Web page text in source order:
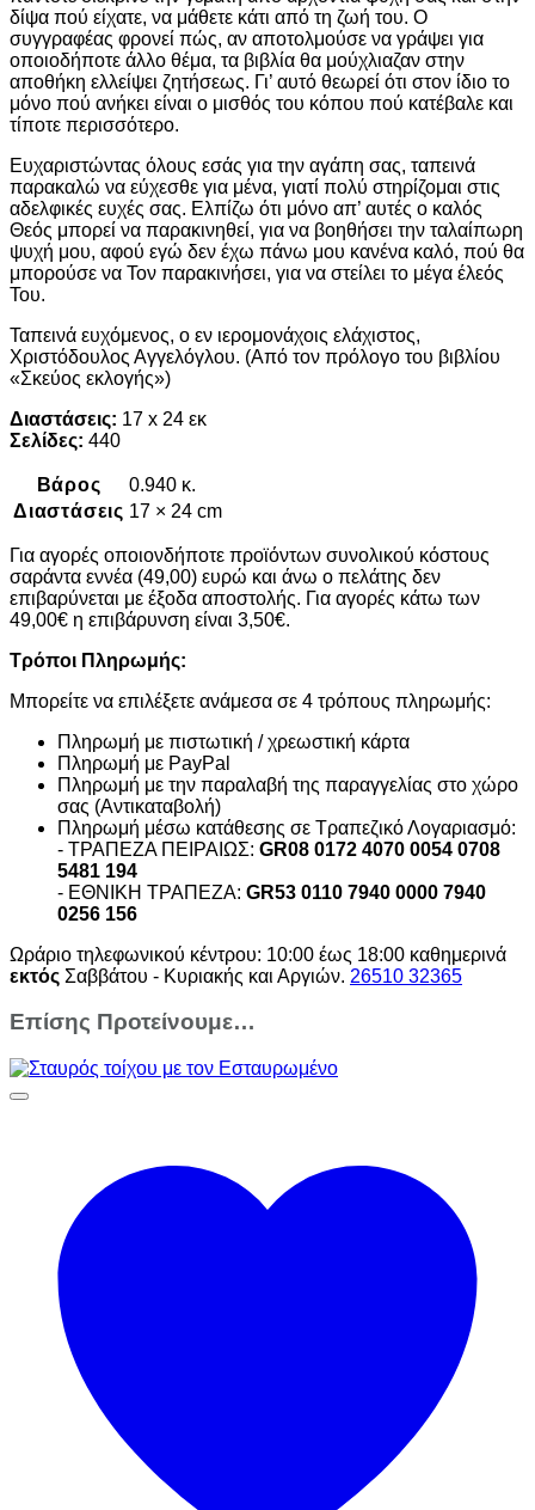
δίψα πού είχατε, να μάθετε κάτι από τη ζωή του. Ο
συγγραφέας φρονεί πώς, αν αποτολμούσε να γράψει για
οποιοδήποτε άλλο θέμα, τα βιβλία θα μούχλιαζαν στην
αποθήκη ελλείψει ζητήσεως. Γι’ αυτό θεωρεί ότι στον ίδιο το
μόνο πού ανήκει είναι ο μισθός του κόπου πού κατέβαλε και
τίποτε περισσότερο.
Ευχαριστώντας όλους εσάς για την αγάπη σας, ταπεινά
παρακαλώ να εύχεσθε για μένα, γιατί πολύ στηρίζομαι στις
αδελφικές ευχές σας. Ελπίζω ότι μόνο απ’ αυτές ο καλός
Θεός μπορεί να παρακινηθεί, για να βοηθήσει την ταλαίπωρη
ψυχή μου, αφού εγώ δεν έχω πάνω μου κανένα καλό, πού θα
μπορούσε να Τον παρακινήσει, για να στείλει το μέγα έλεός
Του.
Ταπεινά ευχόμενος, ο εν ιερομονάχοις ελάχιστος,
Χριστόδουλος Αγγελόγλου. (Από τον πρόλογο του βιβλίου
«Σκεύος εκλογής»)
Διαστάσεις: 17 x 24 εκ
Σελίδες: 440
Βάρος
0.940 κ.
Διαστάσεις 17 × 24 cm
Για αγορές οποιονδήποτε προϊόντων συνολικού κόστους
σαράντα εννέα (49,00) ευρώ και άνω ο πελάτης δεν
επιβαρύνεται με έξοδα αποστολής. Για αγορές κάτω των
49,00€ η επιβάρυνση είναι 3,50€.
Τρόποι Πληρωμής:
Μπορείτε να επιλέξετε ανάμεσα σε 4 τρόπους πληρωμής:
Πληρωμή με πιστωτική / χρεωστική κάρτα
Πληρωμή με PayPal
Πληρωμή με την παραλαβή της παραγγελίας στο χώρο
σας (Αντικαταβολή)
Πληρωμή μέσω κατάθεσης σε Τραπεζικό Λογαριασμό:
- ΤΡΑΠΕΖΑ ΠΕΙΡΑΙΩΣ: GR08 0172 4070 0054 0708
5481 194
- ΕΘΝΙΚΗ ΤΡΑΠΕΖΑ: GR53 0110 7940 0000 7940
0256 156
Ωράριο τηλεφωνικού κέντρου: 10:00 έως 18:00 καθημερινά
εκτός Σαββάτου - Κυριακής και Αργιών. 26510 32365
Επίσης Προτείνουμε…